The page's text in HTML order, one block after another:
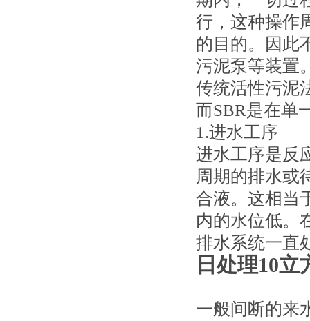
行，这种操作
的目的。因此
污泥泵等装置
传统活性污泥
而SBR是在单
1.进水工序
进水工序是反
周期的排水或
合液。这相当
内的水位低。
排水系统一直
日处理10
一般间断的来